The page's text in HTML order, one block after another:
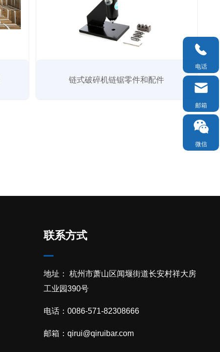
链式破碎机链锯零件和配件
联系方式
地址： 杭州市萧山区闻堰街道长安村祥大房
工业园390号
电话：0086-571-82308666
邮箱： qirui@qiruibar.com

电话

邮箱

微信